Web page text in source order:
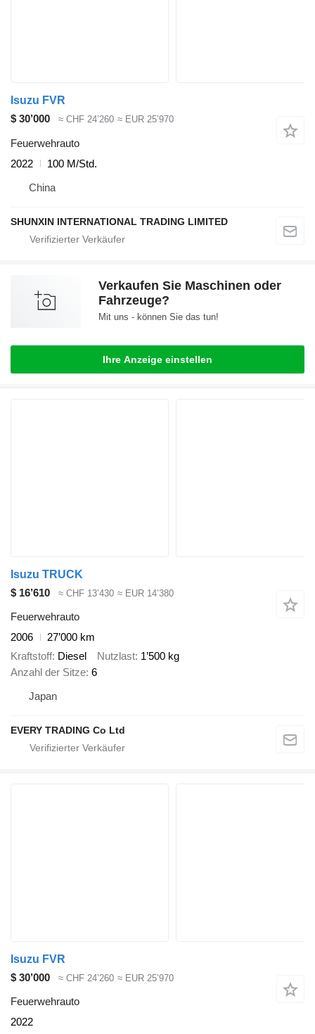
Isuzu FVR
$ 30’000
≈ CHF 24’260 ≈ EUR 25’970
Feuerwehrauto
2022
100 M/Std.
China
SHUNXIN INTERNATIONAL TRADING LIMITED
Verkaufen Sie Maschinen oder
Fahrzeuge?
Mit uns - können Sie das tun!
Ihre Anzeige einstellen
Isuzu TRUCK
$ 16’610
≈ CHF 13’430 ≈ EUR 14’380
Feuerwehrauto
2006
27’000 km
Kraftstoff Diesel Nutzlast 1’500 kg
Anzahl der Sitze 6
Japan
EVERY TRADING Co Ltd
Isuzu FVR
$ 30’000
≈ CHF 24’260 ≈ EUR 25’970
Feuerwehrauto
2022